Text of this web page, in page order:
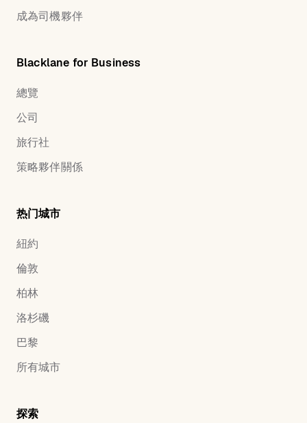
成為司機夥伴
Blacklane for Business
總覽
公司
旅行社
策略夥伴關係
热门城市
紐約
倫敦
柏林
洛杉磯
巴黎
所有城市
探索